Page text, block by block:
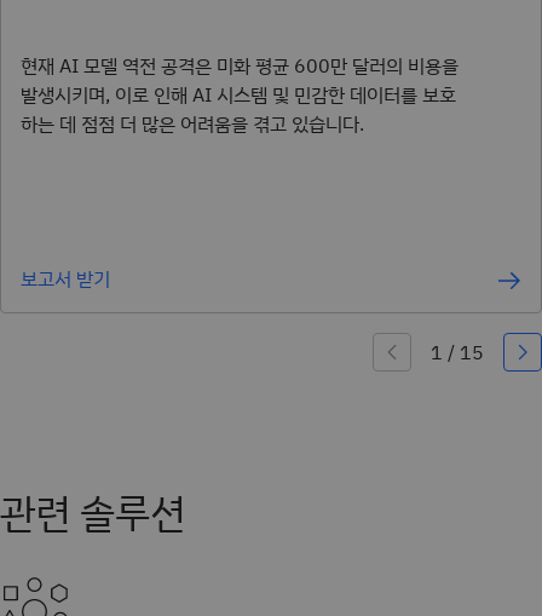
현재 AI 모델 역전 공격은 미화 평균 600만 달러의 비용을
발생시키며, 이로 인해 AI 시스템 및 민감한 데이터를 보호
하는 데 점점 더 많은 어려움을 겪고 있습니다.
보고서 받기